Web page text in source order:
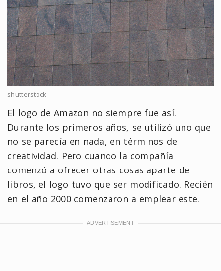
shutterstock
El logo de Amazon no siempre fue así.
Durante los primeros años, se utilizó uno que
no se parecía en nada, en términos de
creatividad. Pero cuando la compañía
comenzó a ofrecer otras cosas aparte de
libros, el logo tuvo que ser modificado. Recién
en el año 2000 comenzaron a emplear este.